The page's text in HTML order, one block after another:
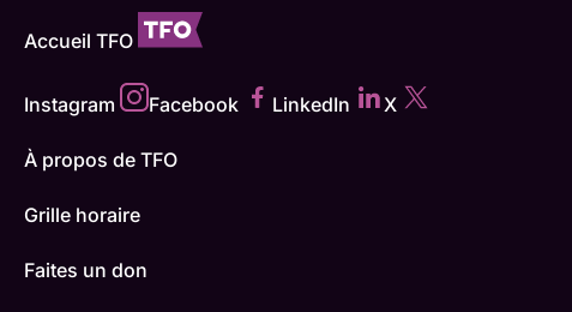
Accueil TFO
Instagram Facebook LinkedIn X
À propos de TFO
Grille horaire
Faites un don